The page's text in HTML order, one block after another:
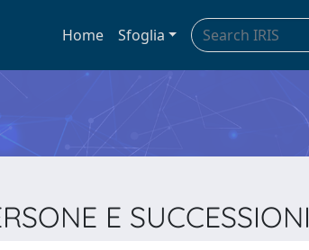
Home Sfoglia
E SUCCESSIONI